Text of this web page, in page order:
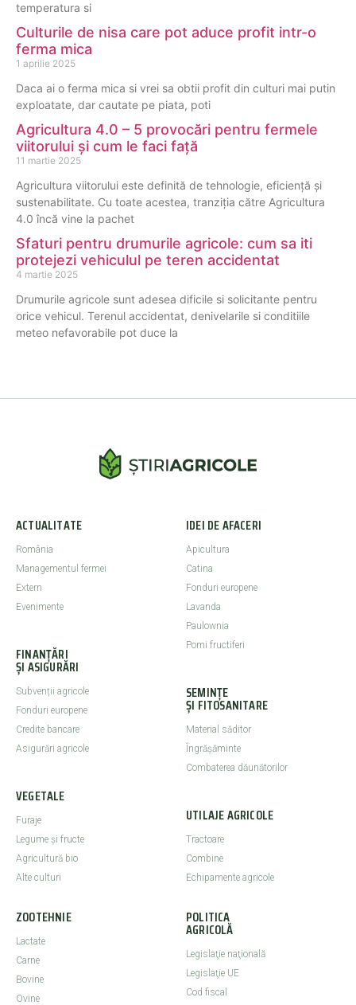
temperatura si
Culturile de nisa care pot aduce profit intr-o
ferma mica
1 aprilie 2025
Daca ai o ferma mica si vrei sa obtii profit din culturi mai putin
exploatate, dar cautate pe piata, poti
Agricultura 4.0 – 5 provocări pentru fermele
viitorului și cum le faci față
11 martie 2025
Agricultura viitorului este definită de tehnologie, eficiență și
sustenabilitate. Cu toate acestea, tranziția către Agricultura
4.0 încă vine la pachet
Sfaturi pentru drumurile agricole: cum sa iti
protejezi vehiculul pe teren accidentat
4 martie 2025
Drumurile agricole sunt adesea dificile si solicitante pentru
orice vehicul. Terenul accidentat, denivelarile si conditiile
meteo nefavorabile pot duce la
ACTUALITATE
România
Managementul fermei
Extern
Evenimente
FINANȚĂRI
ȘI ASIGURĂRI
Subvenții agricole
Fonduri europene
Credite bancare
Asigurări agricole
VEGETALE
Furaje
Legume şi fructe
Agricultură bio
Alte culturi
IDEI DE AFACERI
Apicultura
Catina
Fonduri europene
Lavanda
Paulownia
Pomi fructiferi
SEMINȚE
ȘI FITOSANITARE
Material săditor
Îngrășăminte
Combaterea dăunătorilor
UTILAJE AGRICOLE
Tractoare
Combine
Echipamente agricole
ZOOTEHNIE
Lactate
Carne
Bovine
Ovine
POLITICA
AGRICOLĂ
Legislaţie naţională
Legislaţie UE
Cod fiscal